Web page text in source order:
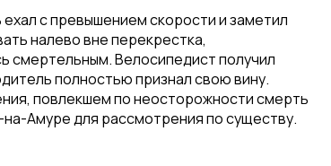
с превышением скорости и заметил
налево вне перекрестка,
смертельным. Велосипедист получил
полностью признал свою вину.
повлекшем по неосторожности смерть
Амуре для рассмотрения по существу.